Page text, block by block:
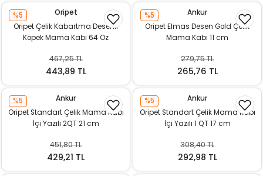
%5
Oripet
Oripet Çelik Kabartma Desenli
Köpek Mama Kabı 64 Oz
467,25 TL
443,89 TL
%5
Ankur
Oripet Elmas Desen Gold Çelik
Mama Kabı 11 cm
279,75 TL
265,76 TL
%5
Ankur
Oripet Standart Çelik Mama Kabı
İçi Yazılı 2QT 21 cm
451,80 TL
429,21 TL
%5
Ankur
Oripet Standart Çelik Mama Kabı
İçi Yazılı 1 QT 17 cm
308,40 TL
292,98 TL